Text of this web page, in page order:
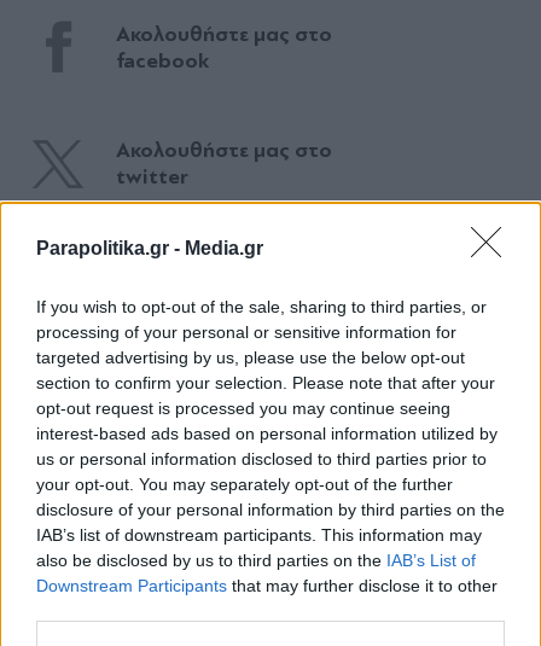
Parapolitika.gr - Media.gr
If you wish to opt-out of the sale, sharing to third parties, or
processing of your personal or sensitive information for
targeted advertising by us, please use the below opt-out
section to confirm your selection. Please note that after your
opt-out request is processed you may continue seeing
interest-based ads based on personal information utilized by
us or personal information disclosed to third parties prior to
your opt-out. You may separately opt-out of the further
disclosure of your personal information by third parties on the
IAB’s list of downstream participants. This information may
also be disclosed by us to third parties on the IAB’s List of
Downstream Participants that may further disclose it to other
Ακολουθήστε μας στο
facebook
Ακολουθήστε μας στο
twitter
Εγγραφή στο newsletter